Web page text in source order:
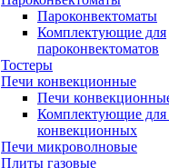
Пароконвектоматы
Комплектующие для
пароконвектоматов
Тостеры
Печи конвекционные
Печи
Комплектующие для
конвекционных
Печи микроволновые
Плиты газовые